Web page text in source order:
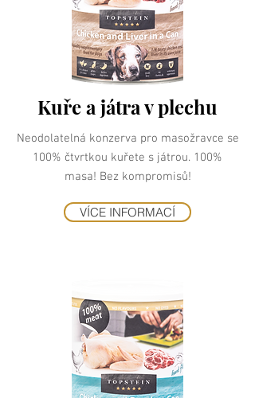
Kuře a játra v plechu
Neodolatelná konzerva pro masožravce se
100% čtvrtkou kuřete s játrou. 100%
masa! Bez kompromisů!
VÍCE INFORMACÍ